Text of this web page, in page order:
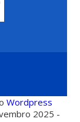
Wordpress
2025 -